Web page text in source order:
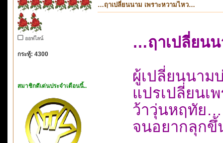
ออฟไลน์
กระทู้: 4300
สมาชิกดีเด่นประจำเดือนนี้..
…ฤาเปลี่ยนนาม เพราะหวามไหว…
…ฤาเปลี่ยน
ผู้เปลี่ยนนา
แปรเปลี่ยนเ
ว้าวุ่นหฤทั
จนอยากลุก